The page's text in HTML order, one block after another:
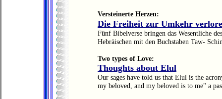
Versteinerte Herzen:
Die Freiheit zur Umkehr
Fünf Bibelverse bringen das Wesentliche
Hebräischen mit den Buchstaben Taw-
Two types of Love:
Thoughts about Elul
Our sages have told us that Elul is the
my beloved, and my beloved is to me" a